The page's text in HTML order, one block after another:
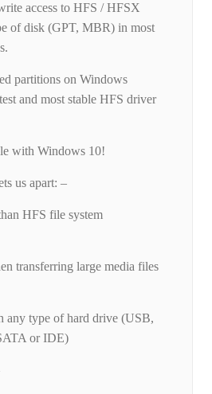
access to HFS / HFSX
of disk (GPT, MBR) in most
partitions on Windows
and most stable HFS driver
with Windows 10!
us apart: –
HFS file system
transferring large media files
any type of hard drive (USB,
or IDE)